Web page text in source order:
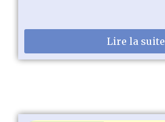
Lire la suite